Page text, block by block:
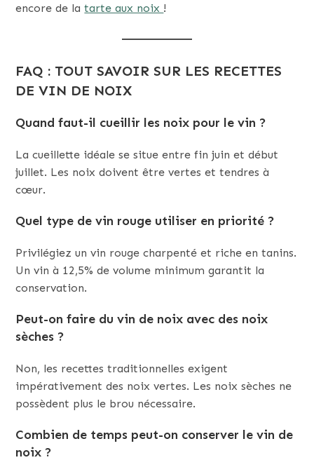
encore de latarte aux noix !
FAQ : TOUT SAVOIR SUR LES RECETTES
DE VIN DE NOIX
Quand faut-il cueillir les noix pour le vin ?
La cueillette idéale se situe entre fin juin et début
juillet. Les noix doivent être vertes et tendres à
cœur.
Quel type de vin rouge utiliser en priorité ?
Privilégiez un vin rouge charpenté et riche en tanins.
Un vin à 12,5% de volume minimum garantit la
conservation.
Peut-on faire du vin de noix avec des noix
sèches ?
Non, les recettes traditionnelles exigent
impérativement des noix vertes. Les noix sèches ne
possèdent plus le brou nécessaire.
Combien de temps peut-on conserver le vin de
noix ?